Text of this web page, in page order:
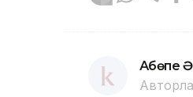
Ақбөпе